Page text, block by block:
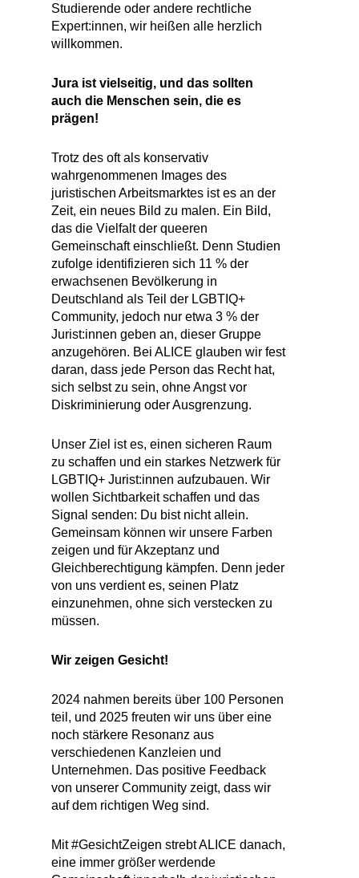
Studierende oder andere rechtliche
Expert:innen, wir heißen alle herzlich
willkommen.
Jura ist vielseitig, und das sollten
auch die Menschen sein, die es
prägen!
Trotz des oft als konservativ
wahrgenommenen Images des
juristischen Arbeitsmarktes ist es an der
Zeit, ein neues Bild zu malen. Ein Bild,
das die Vielfalt der queeren
Gemeinschaft einschließt. Denn Studien
zufolge identifizieren sich 11 % der
erwachsenen Bevölkerung in
Deutschland als Teil der LGBTIQ+
Community, jedoch nur etwa 3 % der
Jurist:innen geben an, dieser Gruppe
anzugehören. Bei ALICE glauben wir fest
daran, dass jede Person das Recht hat,
sich selbst zu sein, ohne Angst vor
Diskriminierung oder Ausgrenzung.
Unser Ziel ist es, einen sicheren Raum
zu schaffen und ein starkes Netzwerk für
LGBTIQ+ Jurist:innen aufzubauen. Wir
wollen Sichtbarkeit schaffen und das
Signal senden: Du bist nicht allein.
Gemeinsam können wir unsere Farben
zeigen und für Akzeptanz und
Gleichberechtigung kämpfen. Denn jeder
von uns verdient es, seinen Platz
einzunehmen, ohne sich verstecken zu
müssen.
Wir zeigen Gesicht!
2024 nahmen bereits über 100 Personen
teil, und 2025 freuten wir uns über eine
noch stärkere Resonanz aus
verschiedenen Kanzleien und
Unternehmen. Das positive Feedback
von unserer Community zeigt, dass wir
auf dem richtigen Weg sind.
Mit #GesichtZeigen strebt ALICE danach,
eine immer größer werdende